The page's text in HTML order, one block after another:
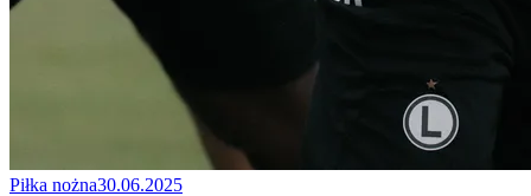
Piłka nożna30.06.2025